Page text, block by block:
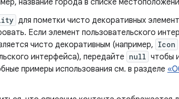
для пометки чисто декоративных
Если элемент пользовательского
чисто декоративным (например, Icon
интерфейса), передайте null чтобы
примеры использования см. в разделе